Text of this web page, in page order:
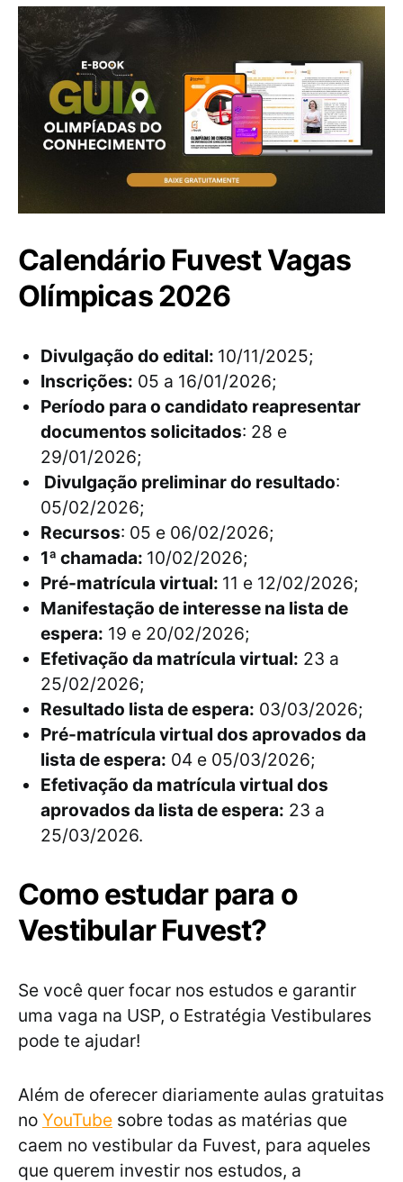
Calendário Fuvest Vagas
Olímpicas 2026
Divulgação do edital: 10/11/2025;
Inscrições: 05 a 16/01/2026;
Período para o candidato reapresentar
documentos solicitados: 28 e
29/01/2026;
Divulgação preliminar do resultado:
05/02/2026;
Recursos: 05 e 06/02/2026;
1ª chamada: 10/02/2026;
Pré-matrícula virtual: 11 e 12/02/2026;
Manifestação de interesse na lista de
espera: 19 e 20/02/2026;
Efetivação da matrícula virtual: 23 a
25/02/2026;
Resultado lista de espera: 03/03/2026;
Pré-matrícula virtual dos aprovados da
lista de espera: 04 e 05/03/2026;
Efetivação da matrícula virtual dos
aprovados da lista de espera: 23 a
25/03/2026.
Como estudar para o
Vestibular Fuvest?
Se você quer focar nos estudos e garantir
uma vaga na USP, o Estratégia Vestibulares
pode te ajudar!
Além de oferecer diariamente aulas gratuitas
no YouTube sobre todas as matérias que
caem no vestibular da Fuvest, para aqueles
que querem investir nos estudos, a